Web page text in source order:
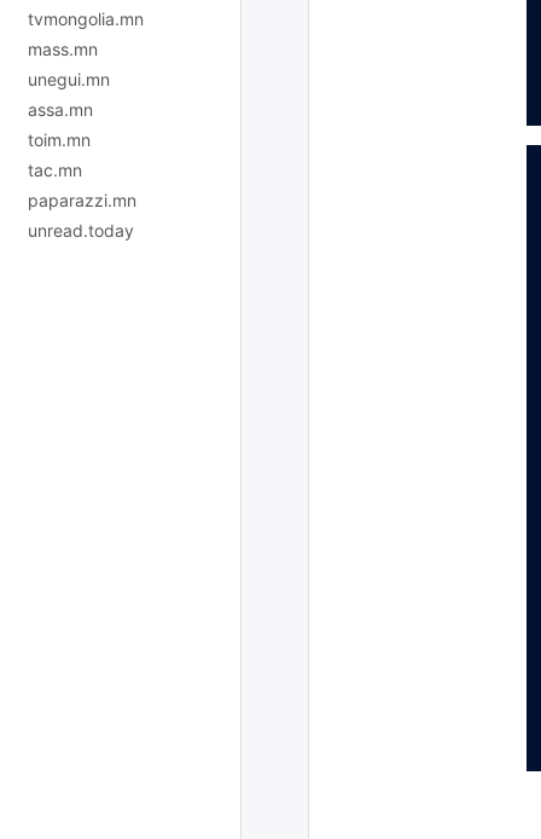
tvmongolia.mn
mass.mn
unegui.mn
assa.mn
toim.mn
tac.mn
paparazzi.mn
unread.today